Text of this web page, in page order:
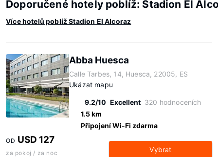
Doporučené hotely poblíž: Stadion El
Více hotelů poblíž Stadion El Alcoraz
Abba Huesca
Calle Tarbes, 14, Huesca, 22005, ES
Ukázat mapu
9.2/10 Excellent 320 hodnoceních
1.5 km
Připojení Wi-Fi zdarma
OD USD 127
za pokoj / za noc Vybrat